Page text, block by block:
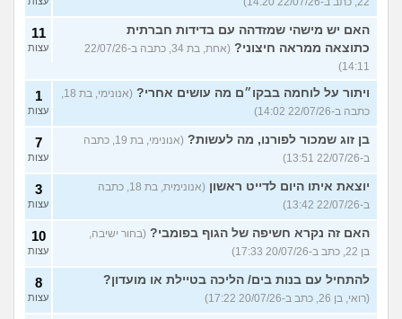
האם יש מישהי שמזדהה עם בדידות חברתית
כתוצאה ממראה חיצוני?
(אחת, בת 34, כתבה ב-22/07/26
14:11)
11
עצות
ויתור על לוחמה בבקו״ם מה עושים אחרי?
(אנונימי, בת 18,
כתבה ב-22/07/26 14:02)
1
עצות
בן זוג שמכור לפורנו, מה לעשות?
(אנונימי, בת 19, כתבה
ב-22/07/26 13:51)
7
עצות
יוצאת איתו היום לדייט ראשון
(אנונימית, בת 18, כתבה
ב-22/07/26 13:42)
3
עצות
האם זה נקרא חשיפה של הגוף בפומבי? (בחור ישיבה,
בן 22, כתב ב-20/07/26 17:33)
10
עצות
להתחיל עם בנות בים/ הליכה בטיילת או מועדון?
(רואי, בן 26, כתב ב-20/07/26 17:22)
8
עצות